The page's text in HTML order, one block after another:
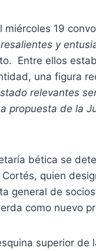
19
y
Entre ellos
una figura
relevantes
propuesta de la
bética se
quien
general de
como nuevo
superior de